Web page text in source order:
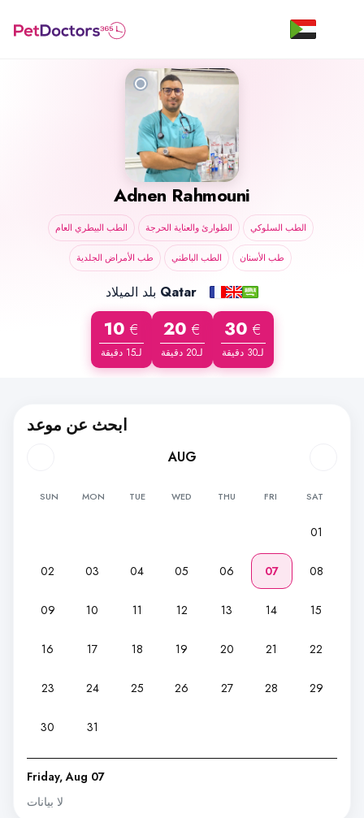
Adnen Rahmouni
الطب البيطري العام الطوارئ والعناية الحرجة الطب السلوكي
طب الأمراض الجلدية الطب الباطني طب الأسنان
Qatar
10 €
لـ15 دقيقة
20 €
لـ20 دقيقة
30 €
لـ30 دقيقة
ابحث عن موعد
AUG
SUN MON TUE WED THU FRI SAT
01
02 03 04 05 06 07 08
09 10 11 12 13 14 15
16 17 18 19 20 21 22
23 24 25 26 27 28 29
30 31
Friday, Aug 07
لا بيانات